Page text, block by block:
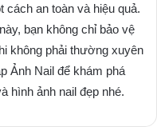
an toàn và hiệu quả.
bạn không chỉ bảo vệ
không phải thường xuyên
Ảnh Nail để khám phá
hình ảnh nail đẹp nhé.